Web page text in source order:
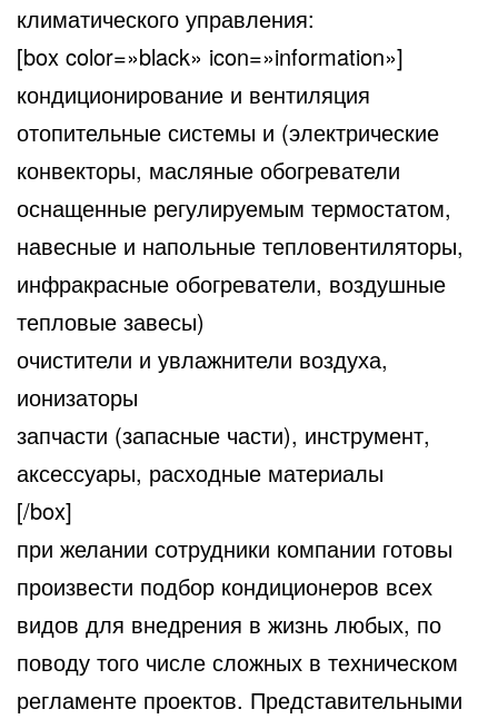
климатического управления:
[box color=»black» icon=»information»]
кондиционирование и вентиляция
отопительные системы и (электрические
конвекторы, масляные обогреватели
оснащенные регулируемым термостатом,
навесные и напольные тепловентиляторы,
инфракрасные обогреватели, воздушные
тепловые завесы)
очистители и увлажнители воздуха,
ионизаторы
запчасти (запасные части), инструмент,
аксессуары, расходные материалы
[/box]
при желании сотрудники компании готовы
произвести подбор кондиционеров всех
видов для внедрения в жизнь любых, по
поводу того числе сложных в техническом
регламенте проектов. Представительными